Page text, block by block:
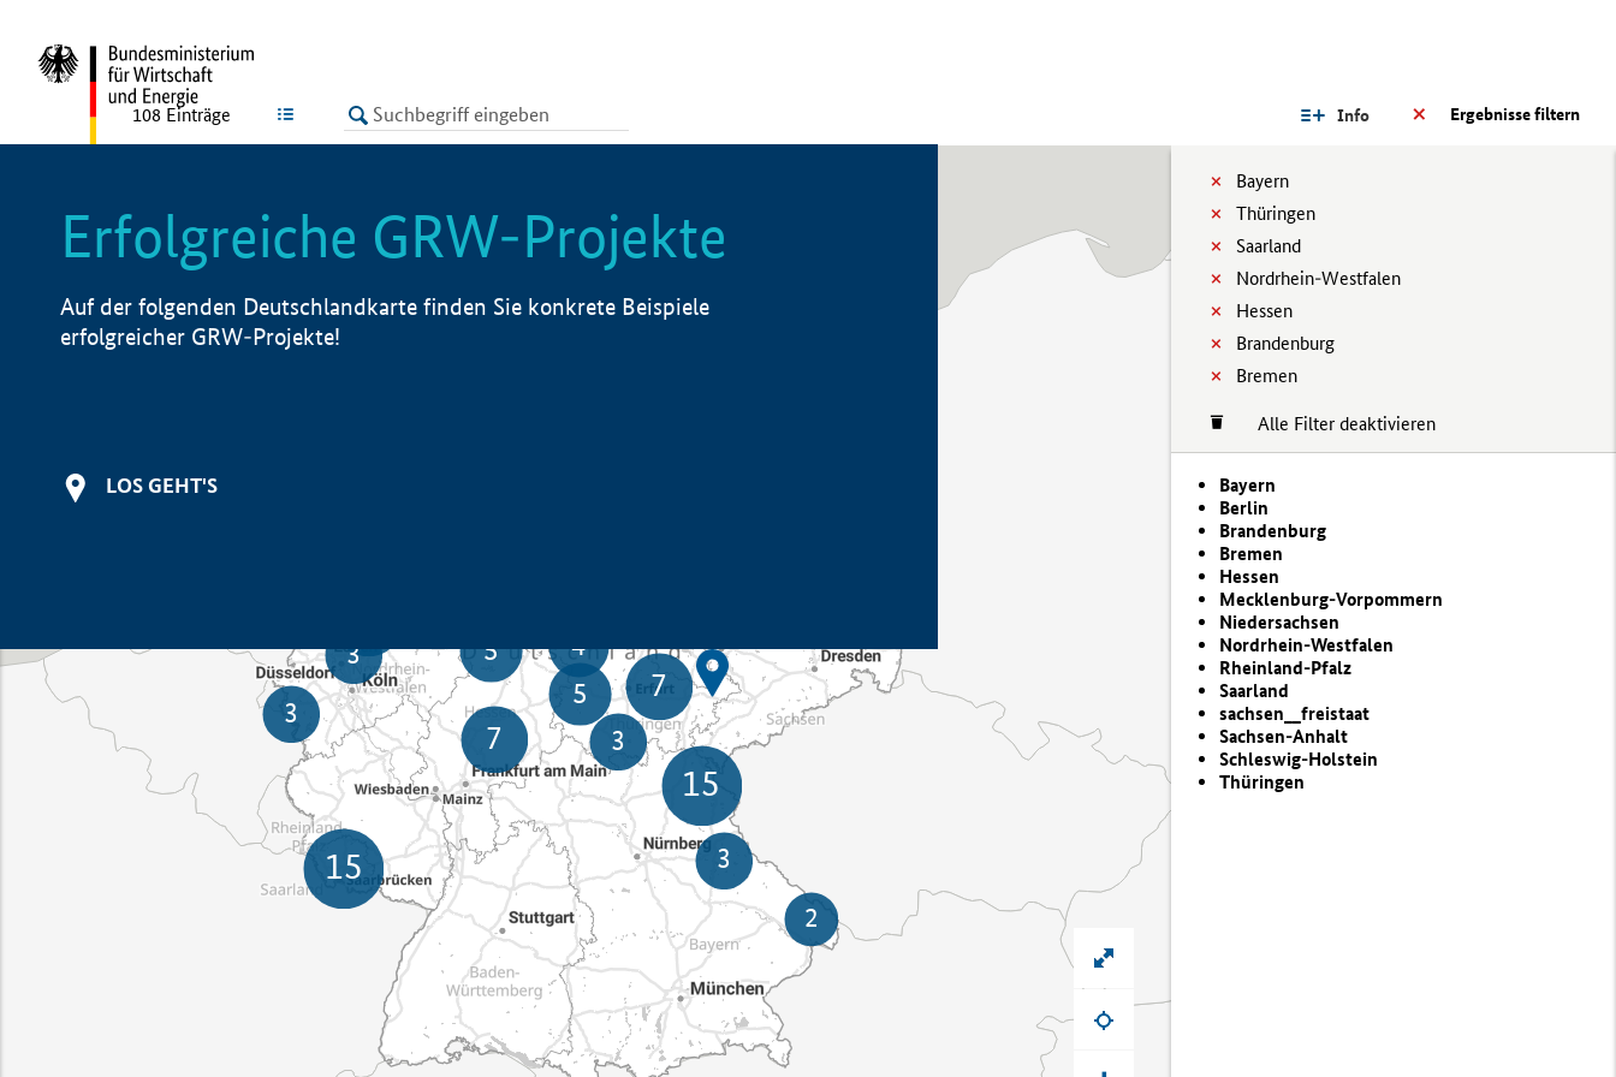
LISTE Ergebnisse filtern
Info
Bayern
Thüringen
Saarland
Nordrhein-Westfalen
Hessen
Brandenburg
Bremen
Alle Filter deaktivieren
Bayern
Berlin
Brandenburg
Bremen
Hessen
Mecklenburg-Vorpommern
Niedersachsen
Nordrhein-Westfalen
Rheinland-Pfalz
Saarland
sachsen__freistaat
Sachsen-Anhalt
Schleswig-Holstein
Thüringen
108 Einträge
Erfolgreiche GRW-Projekte
Auf der folgenden Deutschlandkarte finden Sie konkrete Beispiele
erfolgreicher GRW-Projekte!
LOS GEHT'S